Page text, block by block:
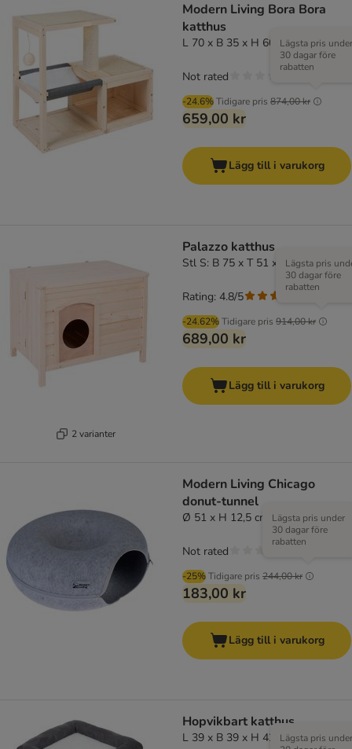
Modern Living Bora Bora
katthus
L 70 x B 35 x H 60 cm
-24.6%Tidigare pris 874,00 kr
Lägsta pris under
30 dagar före
rabatten
659,00 kr
Not rated
Lägg till i varukorg
2 varianter
Palazzo katthus
Stl S: B 75 x T 51 x H 59 cm
-24.62%Tidigare pris 914,00 kr
Lägsta pris
30 dagar före
rabatten
689,00 kr
Rating: 4.8/5
Lägg till i varukorg
Modern Living Chicago
donut-tunnel
Ø 51 x H 12,5 cm
-25%Tidigare pris 244,00 kr
Lägsta pris under
30 dagar före
rabatten
183,00 kr
Not rated
Lägg till i varukorg
Hopvikbart katthus
L 39 x B 39 x H 42 cmLägsta pris under